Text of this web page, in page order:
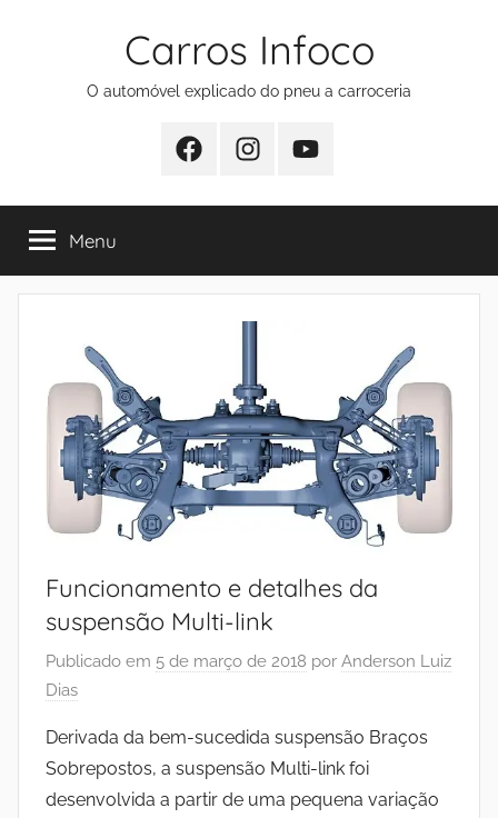
Carros Infoco
O automóvel explicado do pneu a carroceria
FacebookInstagramYoutube
Menu
Funcionamento e detalhes da
suspensão Multi-link
Publicado em 5 de março de 2018 por Anderson Luiz
Dias
Derivada da bem-sucedida suspensão Braços
Sobrepostos, a suspensão Multi-link foi
desenvolvida a partir de uma pequena variação